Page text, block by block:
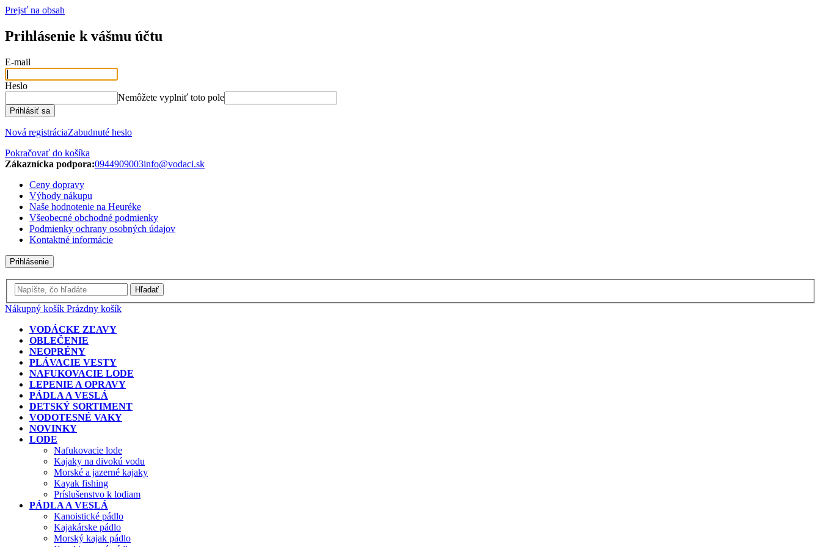
Prejsť na obsah
Prihlásenie k vášmu účtu
E-mail
Heslo
Nemôžete vyplniť toto pole
Prihlásiť sa
Nová registráciaZabudnuté heslo
Pokračovať do košíka
Zákaznícka podpora:0944909003info@vodaci.sk
Ceny dopravy
Výhody nákupu
Naše hodnotenie na Heuréke
Všeobecné obchodné podmienky
Podmienky ochrany osobných údajov
Kontaktné informácie
Prihlásenie
Nákupný košík Prázdny košík
VODÁCKE ZĽAVY
OBLEČENIE
NEOPRÉNY
PLÁVACIE VESTY
NAFUKOVACIE LODE
LEPENIE A OPRAVY